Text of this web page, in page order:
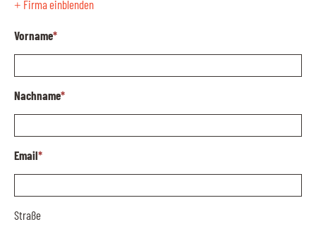
+ Firma einblenden
Vorname*
Nachname*
Email*
Straße